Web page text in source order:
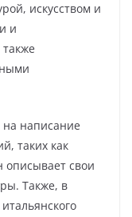
искусством и
и
на написание
таких как
описывает свои
Также, в